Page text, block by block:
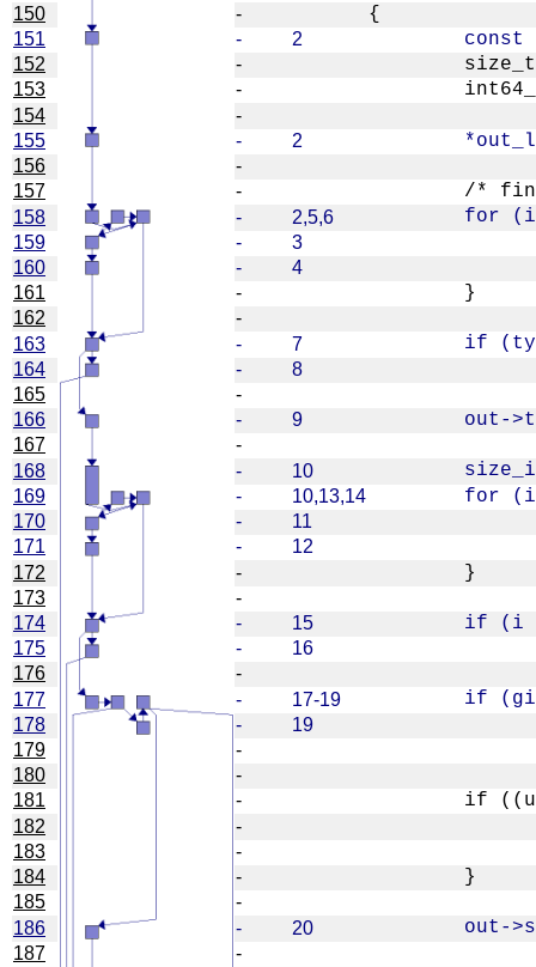
150
-
151 -
2
152
-
153
-
154
-
155
-
2
156
-
157
-
158
-
2,5,6
159
-
3
160
-
4
161
-
162
-
163
-
7
164
-
8
165
-
166
-
9
167
-
168
-
10
169
-
10,13,14
170
-
11
171
-
12
172
-
173
-
174
-
15
175
-
16
176
-
177
-
17-19
178
-
19
179
-
180
-
181
-
182
-
183
-
184
-
185
-
186
-
20
187
-